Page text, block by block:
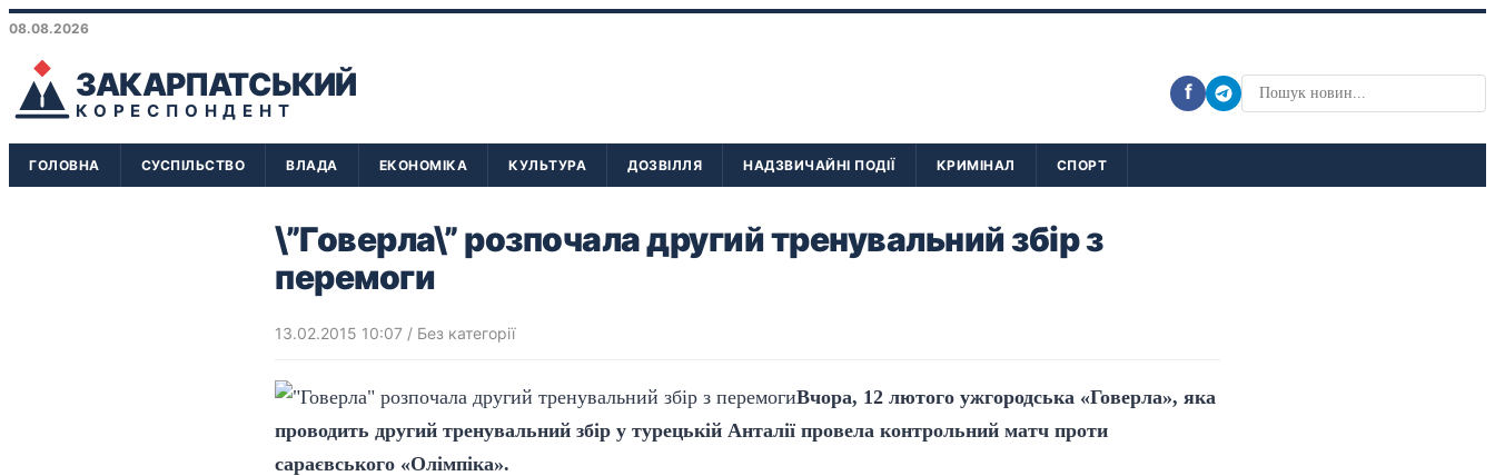
08.08.2026
ЗАКАРПАТСЬКИЙ
КОРЕСПОНДЕНТ
f
ГОЛОВНА СУСПІЛЬСТВО ВЛАДА ЕКОНОМІКА КУЛЬТУРА ДОЗВІЛЛЯ НАДЗВИЧАЙНІ ПОДІЇ КРИМІНАЛ СПОРТ
\”Говерла\” розпочала другий тренувальний збір з
перемоги
13.02.2015 10:07 / Без категорії
Вчора, 12 лютого ужгородська «Говерла», яка
проводить другий тренувальний збір у турецькій Анталії провела контрольний матч проти
сараєвського «Олімпіка».